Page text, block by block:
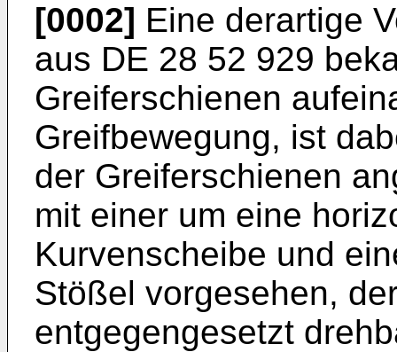
[0002] Eine derartige
aus DE 28 52 929
Greiferschienen
Greifbewegung, ist
der Greiferschienen
mit einer um eine
Kurvenscheibe und
Stößel vorgesehen,
entgegengesetzt